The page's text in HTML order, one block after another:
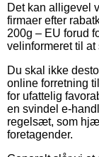
Det kan alligevel
firmaer efter
200g – EU forud
velinformeret til
Du skal ikke
online forretning
for ufattelig
en svindel e-
regelsæt, som
foretagender.